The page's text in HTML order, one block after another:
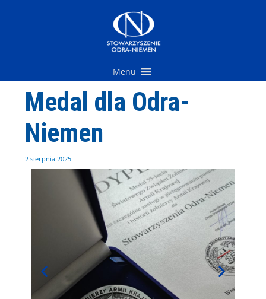
Menu
Medal dla Odra-
Niemen
2 sierpnia 2025